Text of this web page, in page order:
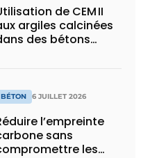
de CEM II
argiles calcinées
des bétons
BÉTON 6 JUILLET 2026
l’empreinte
sans
les